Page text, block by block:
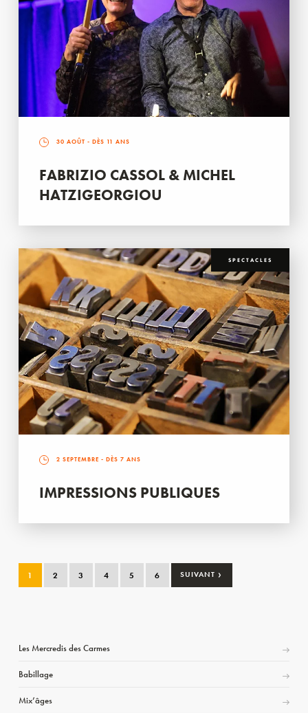
30 AOÛT - DÈS 11 ANS
FABRIZIO CASSOL & MICHEL
HATZIGEORGIOU
SPECTACLES
2 SEPTEMBRE - DÈS 7 ANS
IMPRESSIONS PUBLIQUES
1 2 3 4 5 6 SUIVANT ›
Les Mercredis des Carmes
Babillage
Mix’âges